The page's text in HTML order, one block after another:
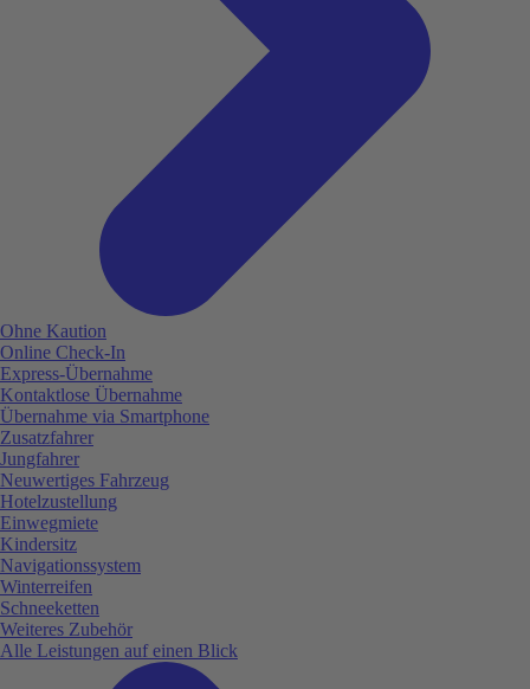
Ohne Kaution
Online Check-In
Express-Übernahme
Kontaktlose Übernahme
Übernahme via Smartphone
Zusatzfahrer
Jungfahrer
Neuwertiges Fahrzeug
Hotelzustellung
Einwegmiete
Kindersitz
Navigationssystem
Winterreifen
Schneeketten
Weiteres Zubehör
Alle Leistungen auf einen Blick